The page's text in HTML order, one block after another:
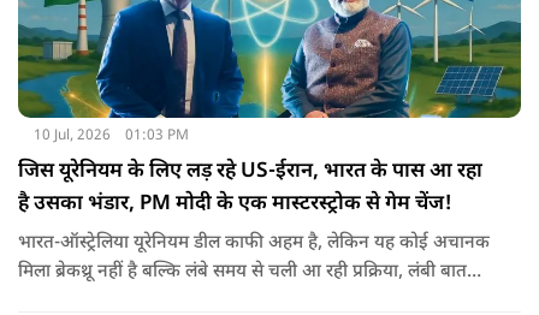
10 Jul, 2026 01:03 PM
जिस यूरेनियम के लिए लड़ रहे US-ईरान, भारत के पास आ रहा
है उसका भंडार, PM मोदी के एक मास्टरस्ट्रोक से गेम चेंज!
भारत-ऑस्ट्रेलिया यूरेनियम डील काफी अहम है, लेकिन यह कोई अचानक
मिला ब्रेकथ्रू नहीं है बल्कि लंबे समय से चली आ रही प्रक्रिया, लंबी बातचीत